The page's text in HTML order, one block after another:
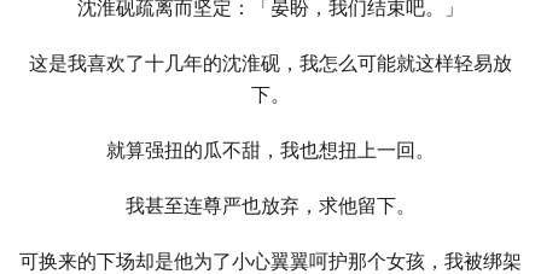
沈淮砚疏离而坚定：「晏盼，我们结束吧。」
这是我喜欢了十几年的沈淮砚，我怎么可能就这样轻易放
下。
就算强扭的瓜不甜，我也想扭上一回。
我甚至连尊严也放弃，求他留下。
可换来的下场却是他为了小心翼翼呵护那个女孩，我被绑架